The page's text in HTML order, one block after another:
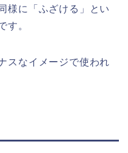
様に「ふざける」とい
す。
スなイメージで使われ